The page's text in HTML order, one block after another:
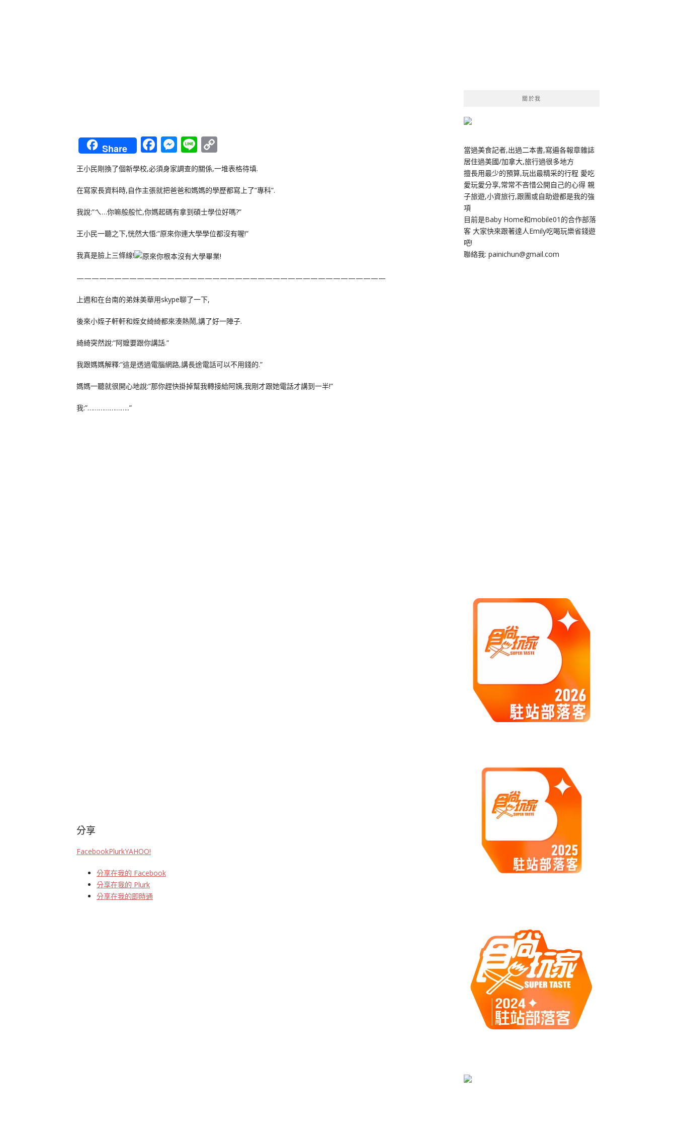
Share Facebook
Messenger
Line
Link
王小民剛換了個新學校,必須身家調查的關係,一堆表格待填.
在寫家長資料時,自作主張就把爸爸和媽媽的學歷都寫上了”專科”.
我說:”ㄟ…你嘛般般忙,你媽起碼有拿到碩士學位好嗎?”
王小民一聽之下,恍然大悟:”原來你連大學學位都沒有喔!”
我真是臉上三條線!
—————————————————————————————————————————
上週和在台南的弟妹美華用skype聊了一下,
後來小姪子軒軒和姪女綺綺都來湊熱鬧,講了好一陣子.
綺綺突然說:”阿嬤要跟你講話.”
我跟媽媽解釋:”這是透過電腦網路,講長途電話可以不用錢的.”
媽媽一聽就很開心地說:”那你趕快掛掉幫我轉接給阿姨,我剛才跟她電話才講到一半!”
我:”…………………..”
分享
FacebookPlurkYAHOO!
分享在我的 Facebook
分享在我的 Plurk
分享在我的即時通
關於我
當過美食記者,出過二本書,寫遍各報章雜誌
居住過美國/加拿大,旅行過很多地方
擅長用最少的預算,玩出最精采的行程 愛吃
愛玩愛分享,常常不吝惜公開自己的心得 親
子旅遊,小資旅行,跟團或自助遊都是我的強
項
目前是Baby Home和mobile01的合作部落
客 大家快來跟著達人Emily吃喝玩樂省錢遊
吧!
聯絡我: painichun@gmail.com